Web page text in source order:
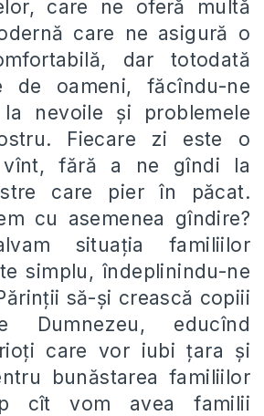
care ne oferă multă
care ne asigură o
dar totodată
de oameni, făcîndu-ne
nevoile și problemele
Fiecare zi este o
vînt, fără a ne gîndi la
care pier în păcat.
cu asemenea gîndire?
situația familiilor
simplu, îndeplinindu-ne
să-și crească copiii
educînd
care vor iubi țara și
bunăstarea familiilor
cît vom avea familii